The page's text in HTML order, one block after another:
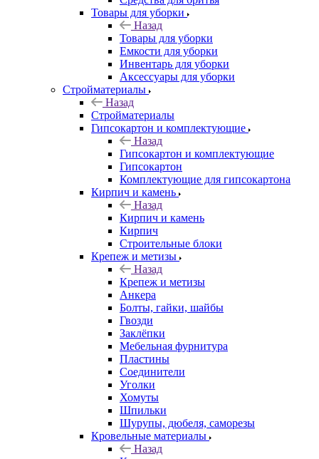
Товары для уборки
Назад
Товары для уборки
Емкости для уборки
Инвентарь для уборки
Аксессуары для уборки
Стройматериалы
Назад
Стройматериалы
Гипсокартон и комплектующие
Назад
Гипсокартон и комплектующие
Гипсокартон
Комплектующие для гипсокартона
Кирпич и камень
Назад
Кирпич и камень
Кирпич
Строительные блоки
Крепеж и метизы
Назад
Крепеж и метизы
Анкера
Болты, гайки, шайбы
Гвозди
Заклёпки
Мебельная фурнитура
Пластины
Соединители
Уголки
Хомуты
Шпильки
Шурупы, дюбеля, саморезы
Кровельные материалы
Назад